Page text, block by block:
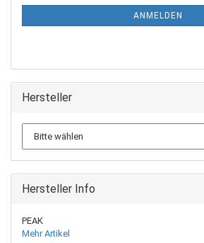
ANMELDEN
Hersteller
Hersteller Info
PEAK
Mehr Artikel